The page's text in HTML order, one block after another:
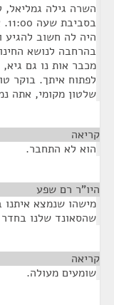
השרה גילה גמליאל,
היה לה חשוב להגיע
בהרחבה לנושא
מכבר אות נו גם
לפתוח איתך. בוקר
שלטון מקומי, אתה
קריאה
הוא לא התחבר.
היו"ר רם שפע
מישהו שנמצא איתנו
שהסאונד שלנו
קריאה
שומעים מעולה.